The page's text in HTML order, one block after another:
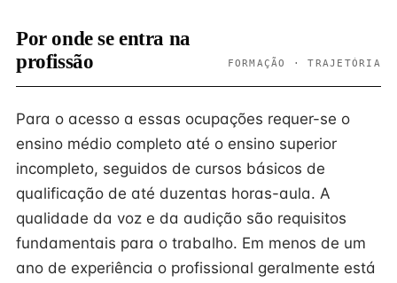
Por onde se entra na
profissão
FORMAÇÃO · TRAJETÓRIA
Para o acesso a essas ocupações requer-se o
ensino médio completo até o ensino superior
incompleto, seguidos de cursos básicos de
qualificação de até duzentas horas-aula. A
qualidade da voz e da audição são requisitos
fundamentais para o trabalho. Em menos de um
ano de experiência o profissional geralmente está